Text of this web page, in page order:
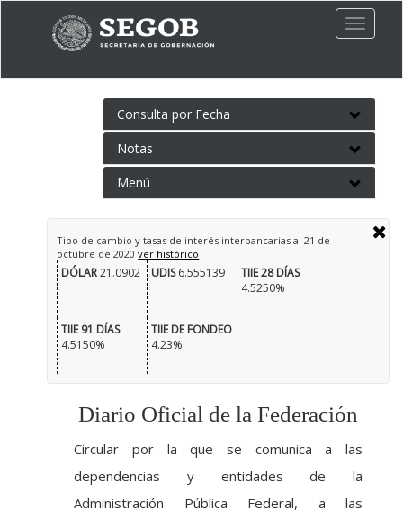
Toggle
Consulta por Fecha
Notas
Menú
Tipo de cambio y tasas de interés interbancarias al 21 de
octubre de 2020ver histórico
DÓLAR21.0902 UDIS6.555139
TIIE 28 DÍAS
4.5250%
TIIE 91 DÍAS
4.5150%
TIIE DE FONDEO
4.23%
Diario Oficial de la Federación
Circular por la que se comunica a las
dependencias y entidades de la
Administración Pública Federal, a las